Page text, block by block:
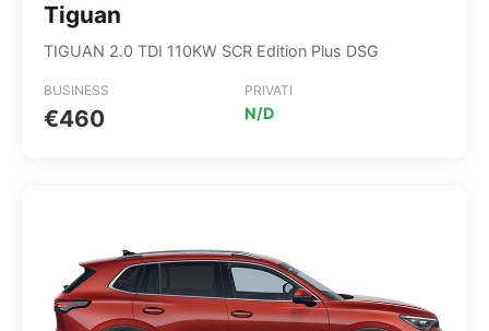
Tiguan
TIGUAN 2.0 TDI 110KW SCR Edition Plus DSG
BUSINESS
€460
PRIVATI
N/D